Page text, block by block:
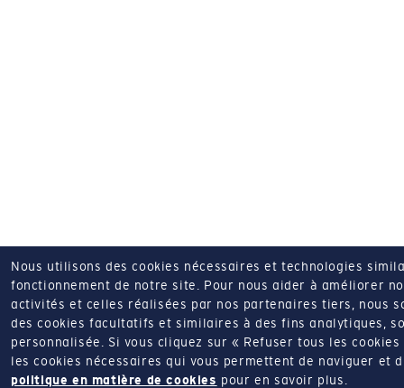
Nous utilisons des cookies nécessaires et technologies
fonctionnement de notre site. Pour nous aider à améliorer
activités et celles réalisées par nos partenaires tiers, nous
des cookies facultatifs et similaires à des fins analytiques,
personnalisée.
Si vous cliquez sur « Refuser tous les
les cookies nécessaires qui vous permettent de naviguer et
politique en matière de cookies pour en savoir plus.